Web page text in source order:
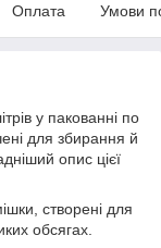
Оплата Умови
у пакованні по
для збирання й
опис цієї
створені для
обсягах.